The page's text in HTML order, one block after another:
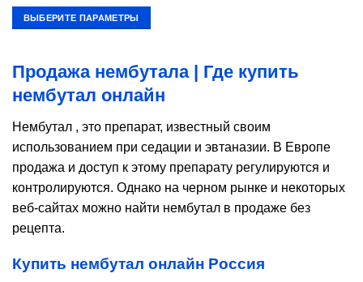
ВЫБЕРИТЕ ПАРАМЕТРЫ
имеет
несколько
вариаций.
Опции
выбрать
на
странице
товара.
Продажа нембутала | Где купить
нембутал онлайн
Нембутал , это препарат, известный своим
использованием при седации и эвтаназии. В Европе
продажа и доступ к этому препарату регулируются и
контролируются. Однако на черном рынке и некоторых
веб-сайтах можно найти нембутал в продаже без
рецепта.
Купить нембутал онлайн Россия